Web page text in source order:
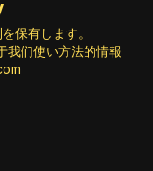
playlist.m3
保有します。
我们使い方法的情報